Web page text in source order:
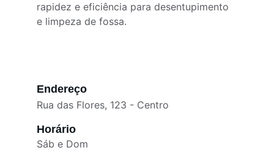
rapidez e eficiência para desentupimento
e limpeza de fossa.
Endereço
Rua das Flores, 123 - Centro
Horário
Sáb e Dom